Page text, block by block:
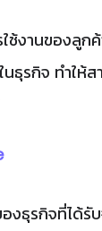
ช้งานของลูก
นธุรกิจ ทำให้
งธุรกิจที่ได้รั